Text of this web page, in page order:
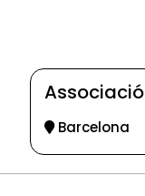
Barcelona